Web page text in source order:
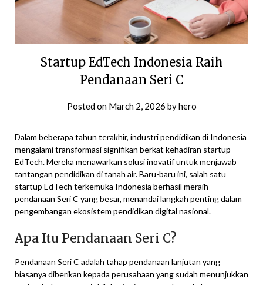
Startup EdTech Indonesia Raih
Pendanaan Seri C
Posted on March 2, 2026 byhero
Dalam beberapa tahun terakhir, industri pendidikan di Indonesia
mengalami transformasi signifikan berkat kehadiran startup
EdTech. Mereka menawarkan solusi inovatif untuk menjawab
tantangan pendidikan di tanah air. Baru-baru ini, salah satu
startup EdTech terkemuka Indonesia berhasil meraih
pendanaan Seri C yang besar, menandai langkah penting dalam
pengembangan ekosistem pendidikan digital nasional.
Apa Itu Pendanaan Seri C?
Pendanaan Seri C adalah tahap pendanaan lanjutan yang
biasanya diberikan kepada perusahaan yang sudah menunjukkan